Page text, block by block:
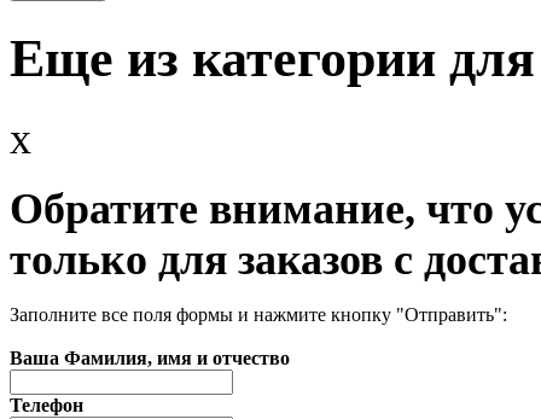
Еще из категории
x
Обратите внимание, что
только для заказов с
Заполните все поля формы и нажмите кнопку "Отправить":
Ваша Фамилия, имя и отчество
Телефон